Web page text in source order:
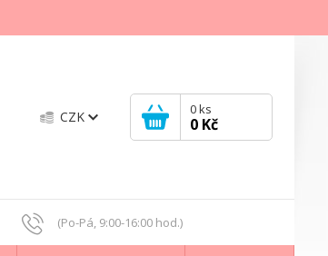
CZK
(Po-Pá, 9:00-16:00 hod.)
0ks
0 Kč